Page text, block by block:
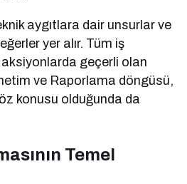
aygıtlara dair unsurlar ve
yer alır. Tüm iş
geçerli olan
ve Raporlama döngüsü,
konusu olduğunda da
Temel